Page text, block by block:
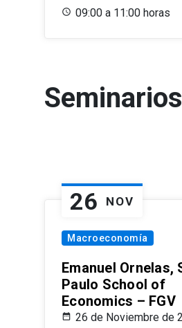
09:00 a 11:00 horas
Seminarios
26 NOV
Macroeconomía
Emanuel Ornelas,
Paulo School of
Economics – FGV
26 de Noviembre de